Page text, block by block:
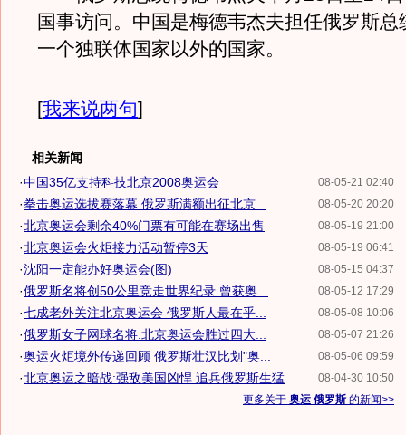
国事访问。中国是梅德韦杰夫担任俄罗斯总
一个独联体国家以外的国家。
[我来说两句]
相关新闻
08-05-21 02:40
·中国35亿支持科技北京2008奥运会
08-05-20 20:20
·拳击奥运选拔赛落幕 俄罗斯满额出征北京...
08-05-19 21:00
·北京奥运会剩余40%门票有可能在赛场出售
08-05-19 06:41
·北京奥运会火炬接力活动暂停3天
08-05-15 04:37
·沈阳一定能办好奥运会(图)
08-05-12 17:29
·俄罗斯名将创50公里竞走世界纪录 曾获奥...
08-05-08 10:06
·七成老外关注北京奥运会 俄罗斯人最在乎...
08-05-07 21:26
·俄罗斯女子网球名将:北京奥运会胜过四大...
08-05-06 09:59
·奥运火炬境外传递回顾 俄罗斯壮汉比划"奥...
08-04-30 10:50
·北京奥运之暗战:强敌美国凶悍 追兵俄罗斯生猛
更多关于 奥运 俄罗斯 的新闻>>